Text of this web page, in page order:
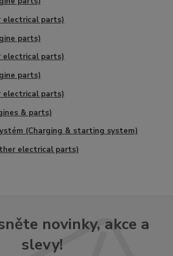
electrical parts)
parts)
electrical parts)
parts)
electrical parts)
& parts)
(Charging & starting system)
electrical parts)
novinky, akce a
slevy!